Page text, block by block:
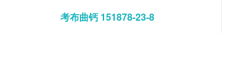
考布曲钙 151878-23-8